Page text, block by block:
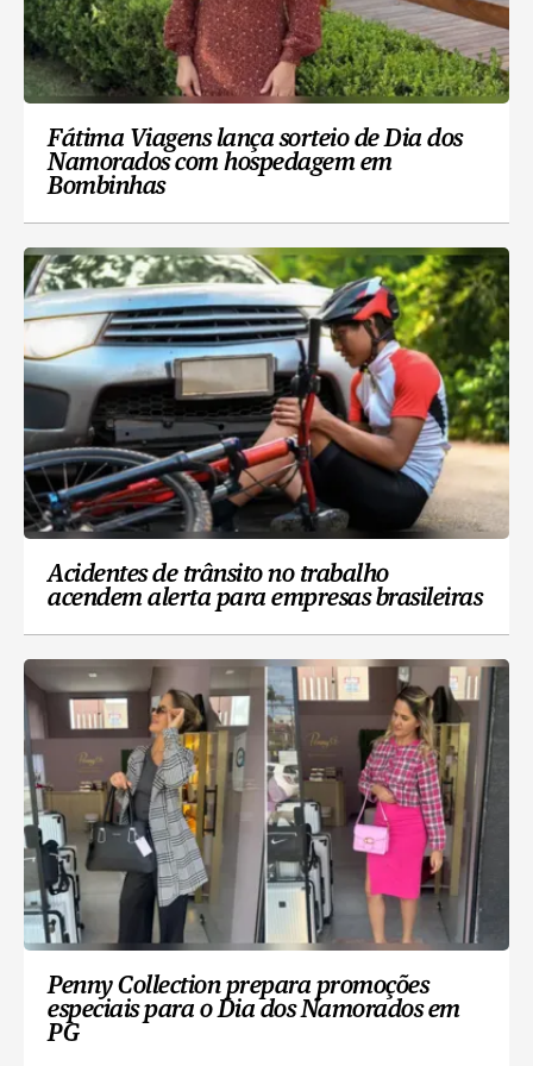
Fátima Viagens lança sorteio de Dia dos
Namorados com hospedagem em
Bombinhas
Acidentes de trânsito no trabalho
acendem alerta para empresas brasileiras
Penny Collection prepara promoções
especiais para o Dia dos Namorados em
PG